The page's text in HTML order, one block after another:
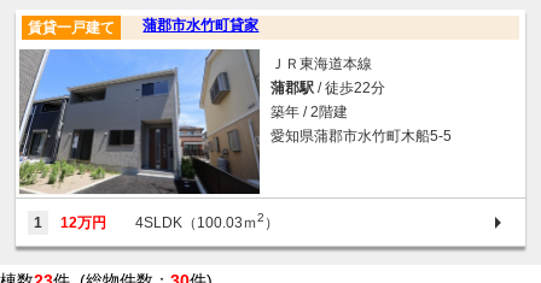
蒲郡市水竹町貸家
賃貸一戸建て
ＪＲ東海道本線
蒲郡駅 / 徒歩22分
築年 / 2階建
愛知県蒲郡市水竹町木船5-5
1 12万円 4SLDK（100.03ｍ2 ）